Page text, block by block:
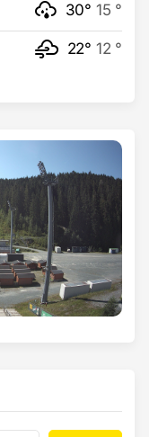
30° 15 °
22° 12 °